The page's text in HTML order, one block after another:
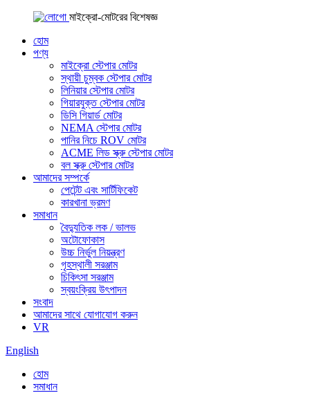
মাইক্রো-মোটরের বিশেষজ্ঞ
হোম
পণ্য
মাইক্রো স্টেপার মোটর
স্থায়ী চুম্বক স্টেপার মোটর
লিনিয়ার স্টেপার মোটর
গিয়ারযুক্ত স্টেপার মোটর
ডিসি গিয়ার্ড মোটর
NEMA স্টেপার মোটর
পানির নিচে ROV মোটর
ACME লিড স্ক্রু স্টেপার মোটর
বল স্ক্রু স্টেপার মোটর
আমাদের সম্পর্কে
পেটেন্ট এবং সার্টিফিকেট
কারখানা ভ্রমণ
সমাধান
বৈদ্যুতিক লক / ভালভ
অটোফোকাস
উচ্চ নির্ভুল নিয়ন্ত্রণ
গৃহস্থালী সরঞ্জাম
চিকিৎসা সরঞ্জাম
স্বয়ংক্রিয় উৎপাদন
সংবাদ
আমাদের সাথে যোগাযোগ করুন
VR
English
হোম
সমাধান